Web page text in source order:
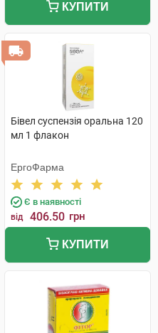
КУПИТИ
Бівел суспензія оральна 120
мл 1 флакон
ЕргоФарма
Є в наявності
від 406.50 грн
КУПИТИ